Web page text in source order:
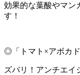
効果的な葉酸やマン
す！
◎「トマト×アボカド
ズバリ！アンチエイ